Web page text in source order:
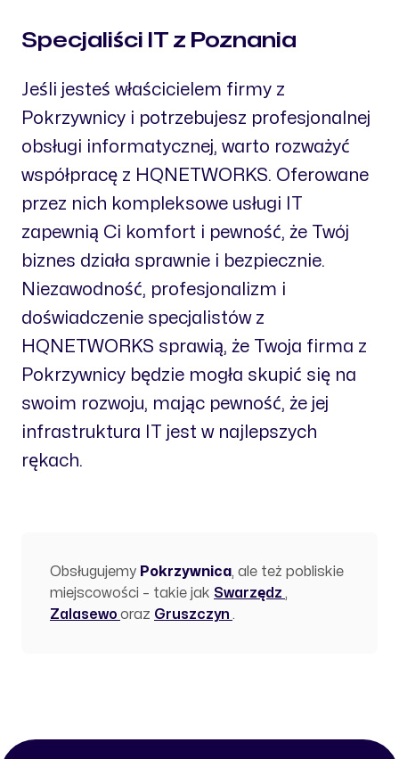
Specjaliści IT z Poznania
Jeśli jesteś właścicielem firmy z
Pokrzywnicy i potrzebujesz profesjonalnej
obsługi informatycznej, warto rozważyć
współpracę z HQNETWORKS. Oferowane
przez nich kompleksowe usługi IT
zapewnią Ci komfort i pewność, że Twój
biznes działa sprawnie i bezpiecznie.
Niezawodność, profesjonalizm i
doświadczenie specjalistów z
HQNETWORKS sprawią, że Twoja firma z
Pokrzywnicy będzie mogła skupić się na
swoim rozwoju, mając pewność, że jej
infrastruktura IT jest w najlepszych
rękach.
Obsługujemy Pokrzywnica, ale też pobliskie
miejscowości – takie jak Swarzędz ,
Zalasewo oraz Gruszczyn .